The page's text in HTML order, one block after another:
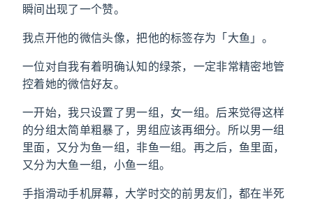
瞬间出现了一个赞。
我点开他的微信头像，把他的标签存为「大鱼」。
一位对自我有着明确认知的绿茶，一定非常精密地管
控着她的微信好友。
一开始，我只设置了男一组，女一组。后来觉得这样
的分组太简单粗暴了，男组应该再细分。所以男一组
里面，又分为鱼一组，非鱼一组。再之后，鱼里面，
又分为大鱼一组，小鱼一组。
手指滑动手机屏幕，大学时交的前男友们，都在半死